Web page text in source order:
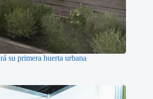
su primera huerta urbana